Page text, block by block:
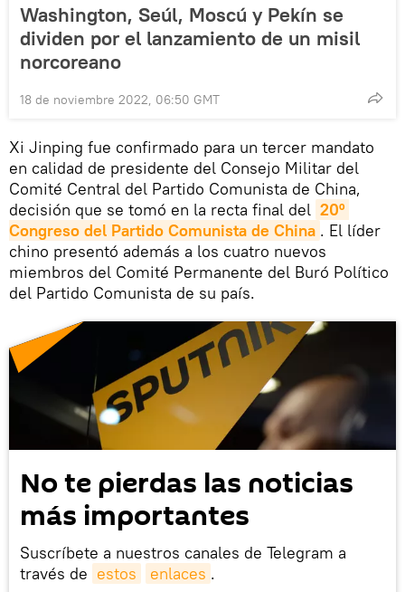
Washington, Seúl, Moscú y Pekín se
dividen por el lanzamiento de un misil
norcoreano
18 de noviembre 2022, 06:50 GMT
Xi Jinping fue confirmado para un tercer mandato
en calidad de presidente del Consejo Militar del
Comité Central del Partido Comunista de China,
decisión que se tomó en la recta final del 20º
Congreso del Partido Comunista de China . El líder
chino presentó además a los cuatro nuevos
miembros del Comité Permanente del Buró Político
del Partido Comunista de su país.
No te pierdas las noticias
más importantes
Suscríbete a nuestros canales de Telegram a
través de estos enlaces .